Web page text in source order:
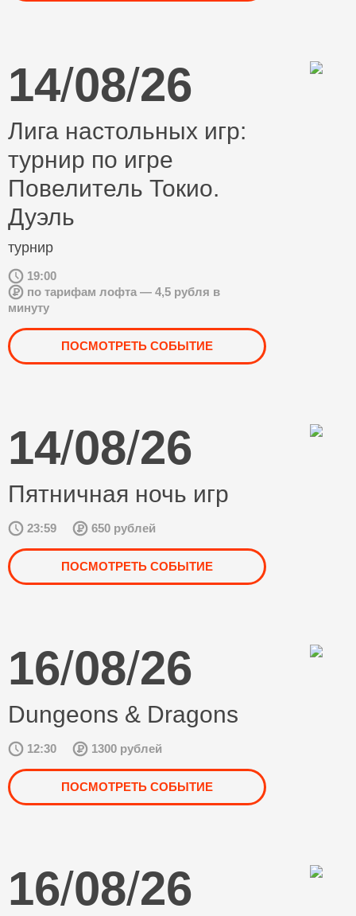
14/08/26
Лига настольных игр:
турнир по игре
Повелитель Токио.
Дуэль
турнир
19:00
по тарифам лофта — 4,5 рубля в
минуту
ПОСМОТРЕТЬ СОБЫТИЕ
14/08/26
Пятничная ночь игр
23:59 650 рублей
ПОСМОТРЕТЬ СОБЫТИЕ
16/08/26
Dungeons & Dragons
12:30 1300 рублей
ПОСМОТРЕТЬ СОБЫТИЕ
16/08/26